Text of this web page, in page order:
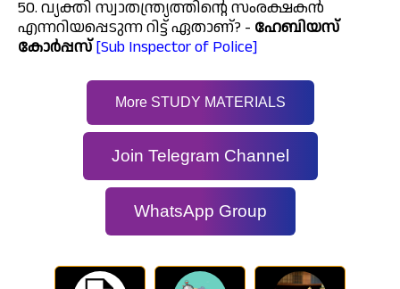
50. വ്യക്തി സ്വാതന്ത്ര്യത്തിന്റെ സംരക്ഷകൻ
എന്നറിയപ്പെടുന്ന റിട്ട് ഏതാണ്? - ഹേബിയസ്
കോർപ്പസ് [Sub Inspector of Police]
More STUDY MATERIALS
Join Telegram Channel
WhatsApp Group